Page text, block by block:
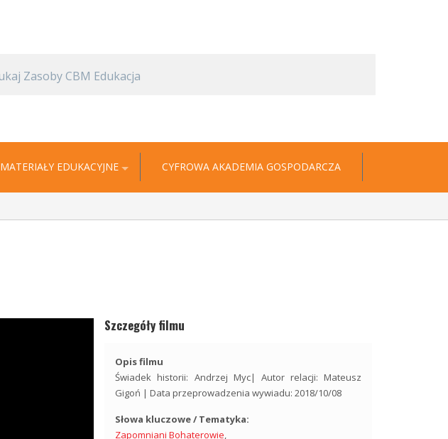
MATERIAŁY EDUKACYJNE CYFROWA AKADEMIA GOSPODARCZA
Szczegóły filmu
Opis filmu
Świadek historii: Andrzej Myc| Autor relacji: Mateusz
Gigoń | Data przeprowadzenia wywiadu: 2018/10/08
Słowa kluczowe / Tematyka:
Zapomniani Bohaterowie,